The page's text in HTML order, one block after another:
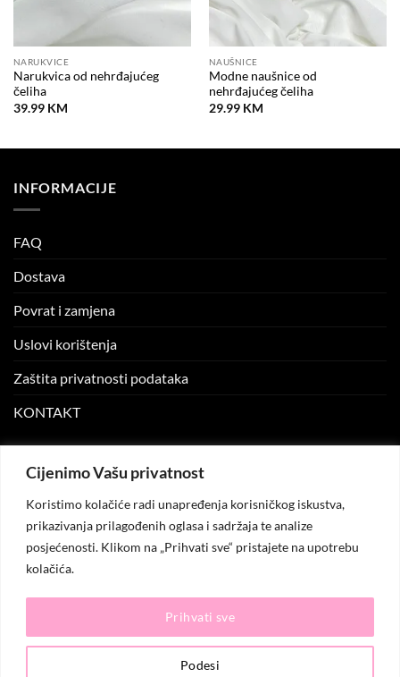
Cijenimo Vašu privatnost
Koristimo kolačiće radi unapređenja korisničkog iskustva,
prikazivanja prilagođenih oglasa i sadržaja te analize
posjećenosti. Klikom na „Prihvati sve“ pristajete na upotrebu
kolačića.
Podesi
Prihvati sve
NARUKVICE
Narukvica od nehrđajućeg
čeliha
39.99 KM
NAUŠNICE
Modne naušnice od
nehrđajućeg čeliha
29.99 KM
INFORMACIJE
FAQ
Dostava
Povrat i zamjena
Uslovi korištenja
Zaštita privatnosti podataka
KONTAKT
Moje narudžbe
© 2026KO.MODA. Sva prava zadržana.